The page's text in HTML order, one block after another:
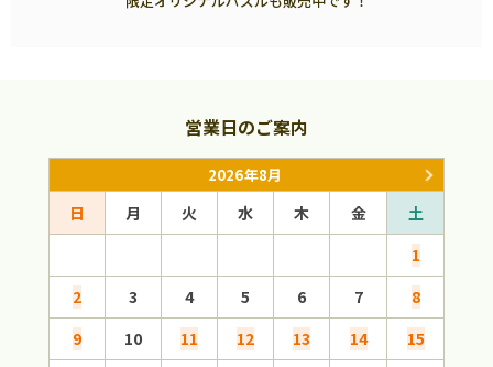
営業日のご案内
2026年8月
日 月 火 水 木 金
土
1
2
3 4 5 6 7
8
9
10 11 12 13 14
15